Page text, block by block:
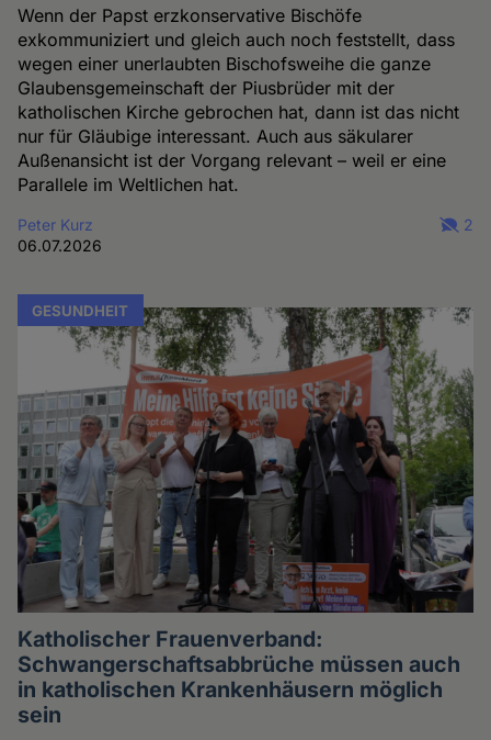
Wenn der Papst erzkonservative Bischöfe
exkommuniziert und gleich auch noch feststellt, dass
wegen einer unerlaubten Bischofsweihe die ganze
Glaubensgemeinschaft der Piusbrüder mit der
katholischen Kirche gebrochen hat, dann ist das nicht
nur für Gläubige interessant. Auch aus säkularer
Außenansicht ist der Vorgang relevant – weil er eine
Parallele im Weltlichen hat.
Peter Kurz
06.07.2026
2
GESUNDHEIT
Katholischer Frauenverband:
Schwangerschaftsabbrüche müssen auch
in katholischen Krankenhäusern möglich
sein